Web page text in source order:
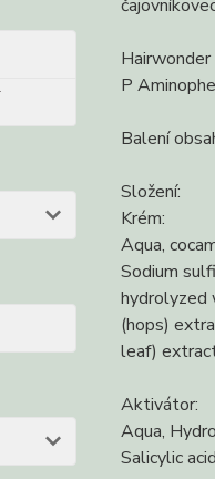
P
Balení
Složení:
Krém:
Aqua,
Sodium
hydrolyzed
(hops)
leaf)
Aktivátor:
Aqua,
Salicylic